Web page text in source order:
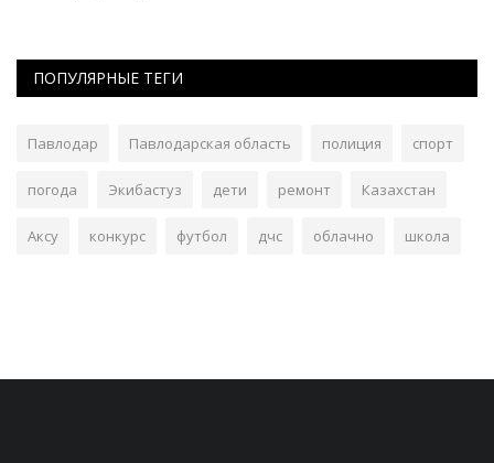
ПОПУЛЯРНЫЕ ТЕГИ
Павлодар Павлодарская область полиция спорт
погода Экибастуз дети ремонт Казахстан
Аксу конкурс футбол дчс облачно школа